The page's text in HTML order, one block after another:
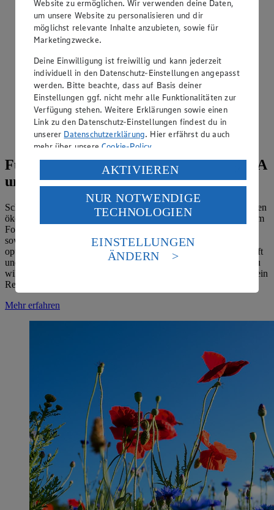
Für ein nachhaltigeres Morgen – EDEKA
und WWF
Schon seit 2009 setzen wir uns gemeinsam mit WWF dafür ein, den
ökologischen Fußabdruck unseres Unternehmens zu verringern. Im
Fokus stehen dabei der Klimaschutz, der Erhalt der Artenvielfalt
sowie der Schutz von Wasser und Ressourcen. Zusammen
optimieren wir außerdem Verpackungen für die Kreislaufwirtschaft
und fördern umweltschonende Anbaumethoden direkt vor Ort. Du
willst wissen, wie diese Partnerschaft nachhaltigere Produkte in dein
Regal bringt? Wir zeigen es dir!
Mehr erfahren
Website zu ermöglichen. Wir verwenden deine Daten,
um unsere Website zu personalisieren und dir
möglichst relevante Inhalte anzubieten, sowie für
Marketingzwecke.
Deine Einwilligung ist freiwillig und kann jederzeit
individuell in den Datenschutz-Einstellungen angepasst
werden. Bitte beachte, dass auf Basis deiner
Einstellungen ggf. nicht mehr alle Funktionalitäten zur
Verfügung stehen. Weitere Erklärungen sowie einen
Link zu den Datenschutz-Einstellungen findest du in
unserer Datenschutzerklärung. Hier erfährst du auch
mehr über unsereCookie-Policy.
Verarbeitung deiner personenbezogenen Daten in den
USA durch Facebook und YouTube:
Wenn du auf „Aktivieren“ klickst, willigst du im Sinne
des Art. 49 Abs. 1 Satz 1 lit. a) DSGVO ein, dass deine
Daten in den USA verarbeitet werden. Der EuGH sieht
die USA als Land mit einem nach europäischen
Standards nicht angemessenen Datenschutzniveau an.
Es besteht das Risiko eines Zugriffs durch US-
Informationen zum Herausgeber der Seite findest du
imImpressum
AKTIVIEREN
NUR NOTWENDIGE
TECHNOLOGIEN
EINSTELLUNGEN
ÄNDERN